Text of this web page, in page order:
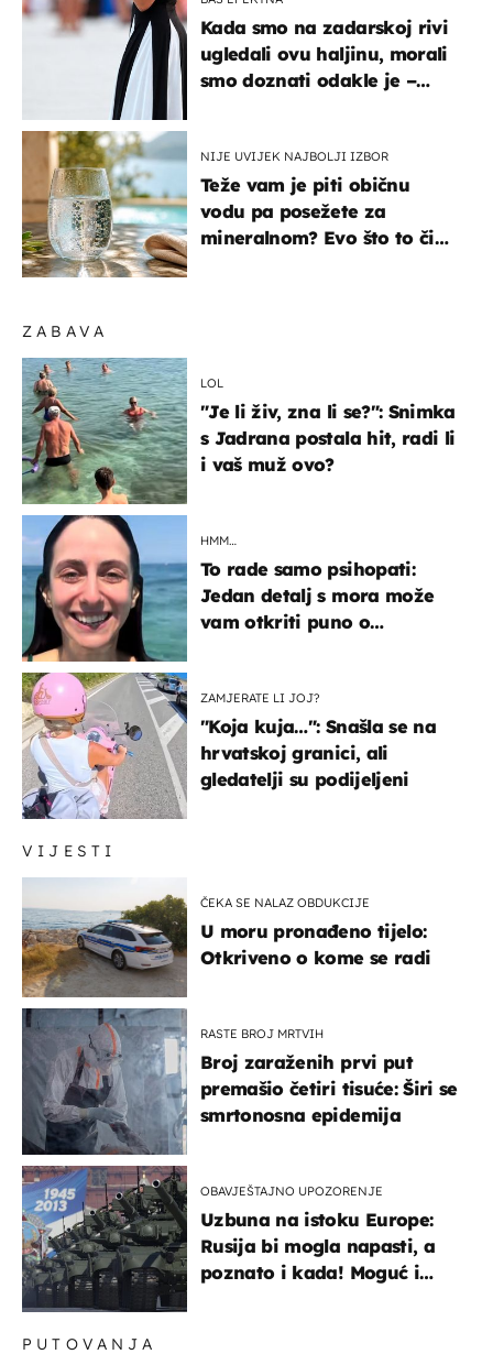
VIJESTI
ČEKA SE NALAZ OBDUKCIJE
U moru pronađeno tijelo:
Otkriveno o kome se radi
RASTE BROJ MRTVIH
Broj zaraženih prvi put
premašio četiri tisuće: Širi se
smrtonosna epidemija
OBAVJEŠTAJNO UPOZORENJE
Uzbuna na istoku Europe:
Rusija bi mogla napasti, a
poznato i kada! Moguć i
ZABAVA
LOL
"Je li živ, zna li se?": Snimka
s Jadrana postala hit, radi li
i vaš muž ovo?
HMM…
To rade samo psihopati:
Jedan detalj s mora može
vam otkriti puno o
ZAMJERATE LI JOJ?
"Koja kuja…": Snašla se na
hrvatskoj granici, ali
gledatelji su podijeljeni
PUTOVANJA
Kada smo na zadarskoj rivi
ugledali ovu haljinu, morali
smo doznati odakle je –
NIJE UVIJEK NAJBOLJI IZBOR
Teže vam je piti običnu
vodu pa posežete za
mineralnom? Evo što to čini